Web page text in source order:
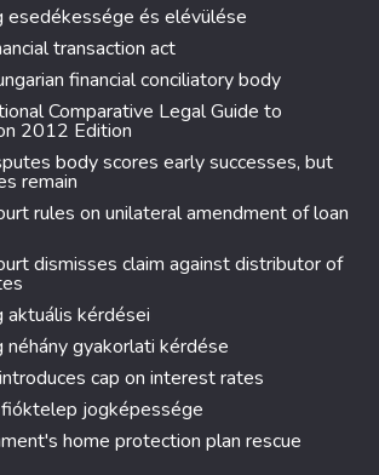
esedékessége és elévülése
transaction act
financial conciliatory body
Comparative Legal Guide to
2012 Edition
body scores early successes, but
remain
rules on unilateral amendment of loan
dismisses claim against distributor of
aktuális kérdései
gyakorlati kérdése
cap on interest rates
jogképessége
home protection plan rescue